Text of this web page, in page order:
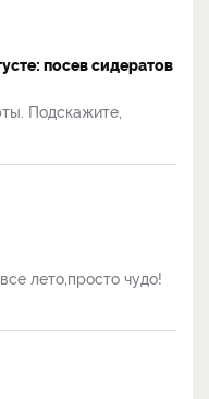
посев сидератов
Подскажите,
лето,просто чудо!